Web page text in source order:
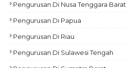
Pengurusan Di Nusa Tenggara Barat
Pengurusan Di Papua
Pengurusan Di Riau
Pengurusan Di Sulawesi Tengah